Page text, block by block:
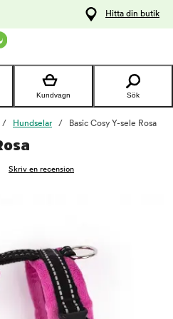
Hitta din butik
Kundvagn Sök
Hundselar Basic Cosy Y-sele Rosa
Skriv en recension